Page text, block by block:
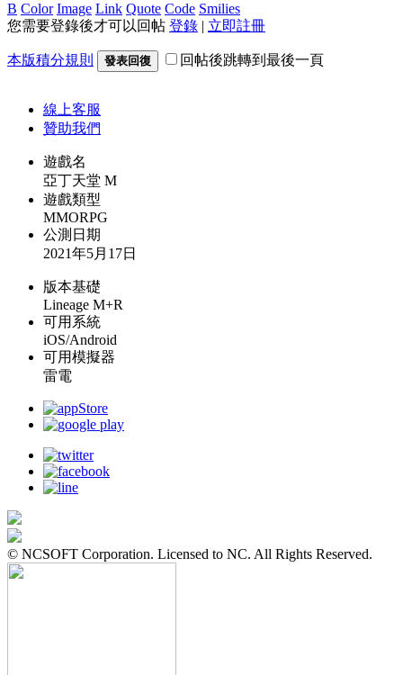
B Color Image Link Quote Code Smilies
您需要登錄後才可以回帖 登錄 | 立即註冊
本版積分規則 發表回復 回帖後跳轉到最後一頁
線上客服
贊助我們
遊戲名
亞丁天堂 M
遊戲類型
MMORPG
公測日期
2021年5月17日
版本基礎
Lineage M+R
可用系統
iOS/Android
可用模擬器
雷電
© NCSOFT Corporation. Licensed to NC. All Rights Reserved.